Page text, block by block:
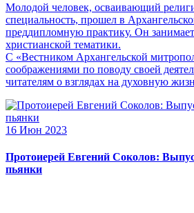
Молодой человек, осваивающий
специальность, прошел в
преддипломную практику. Он
христианской тематики.
С «Вестником Архангельской
соображениями по поводу своей
читателям о взглядах на духовную
16 Июн 2023
Протоиерей Евгений Соколов:
пьянки